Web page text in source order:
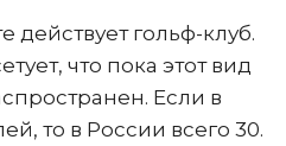
действует гольф-клуб.
что пока этот вид
Если в
то в России всего 30.